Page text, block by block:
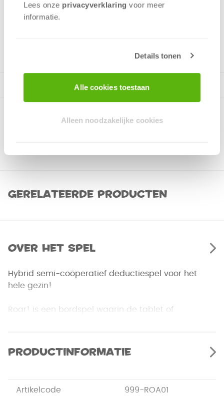
Lees onze privacyverklaring voor meer
informatie.
Details tonen
Alle cookies toestaan
Alleen noodzakelijke cookies
Deductie
Gerelateerde producten
Over het spel
Hybrid semi-coöperatief deductiespel voor het
hele gezin!
Roar! is een bordspel waarin de tablet of
ontsnapte monster en bedient de tablet. De
anderen zijn scheikundigen, die het monster
Na elke beurt laat het monster via de tablet
Productinformatie
Artikelcode 999-ROA01